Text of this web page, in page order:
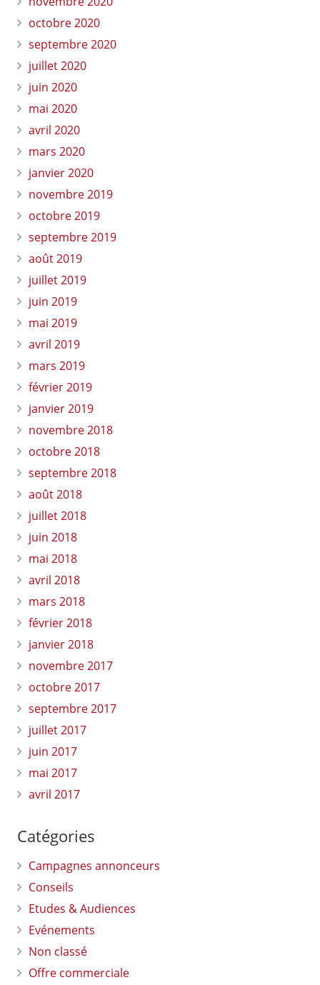
octobre 2020
septembre 2020
juillet 2020
juin 2020
mai 2020
avril 2020
mars 2020
janvier 2020
novembre 2019
octobre 2019
septembre 2019
août 2019
juillet 2019
juin 2019
mai 2019
avril 2019
mars 2019
février 2019
janvier 2019
novembre 2018
octobre 2018
septembre 2018
août 2018
juillet 2018
juin 2018
mai 2018
avril 2018
mars 2018
février 2018
janvier 2018
novembre 2017
octobre 2017
septembre 2017
juillet 2017
juin 2017
mai 2017
avril 2017
Catégories
Campagnes annonceurs
Conseils
Etudes & Audiences
Evénements
Non classé
Offre commerciale